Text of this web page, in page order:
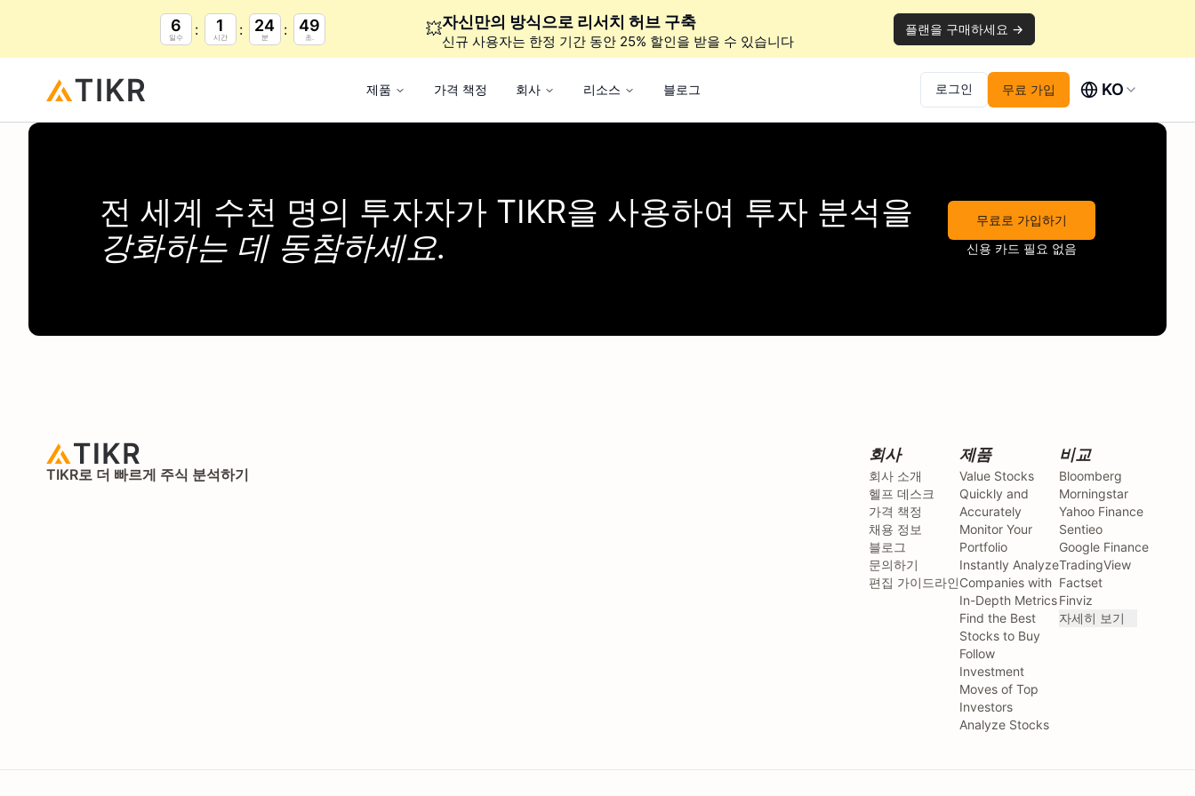
6
일수
1
시간
24
분
48
초. 💥자신만의 방식으로 리서치 허브 구축
신규 사용자는 한정 기간 동안 25% 할인을 받을 수 있습니다
플랜을 구매하세요 →
제품 가격 책정 회사 리소스 블로그 로그인 무료 가입 KO
전 세계 수천 명의 투자자가 TIKR을 사용하여 투자 분석을
강화하는 데 동참하세요.
무료로 가입하기
신용 카드 필요 없음
TIKR로 더 빠르게 주식 분석하기
회사
회사 소개
헬프 데스크
가격 책정
채용 정보
블로그
문의하기
편집 가이드라인
제품
Value Stocks
Quickly and
Accurately
Monitor Your
Portfolio
Instantly Analyze
Companies with
In-Depth Metrics
Find the Best
Stocks to Buy
Follow
Investment
Moves of Top
Investors
Analyze Stocks
비교
Bloomberg
Morningstar
Yahoo Finance
Sentieo
Google Finance
TradingView
Factset
Finviz
자세히 보기